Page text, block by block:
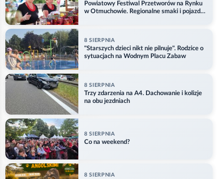
Powiatowy Festiwal Przetworów na Rynku
w Otmuchowie. Regionalne smaki i pojazdy
8 SIERPNIA
"Starszych dzieci nikt nie pilnuje". Rodzice o
sytuacjach na Wodnym Placu Zabaw
8 SIERPNIA
Trzy zdarzenia na A4. Dachowanie i kolizje
na obu jezdniach
8 SIERPNIA
Co na weekend?
8 SIERPNIA